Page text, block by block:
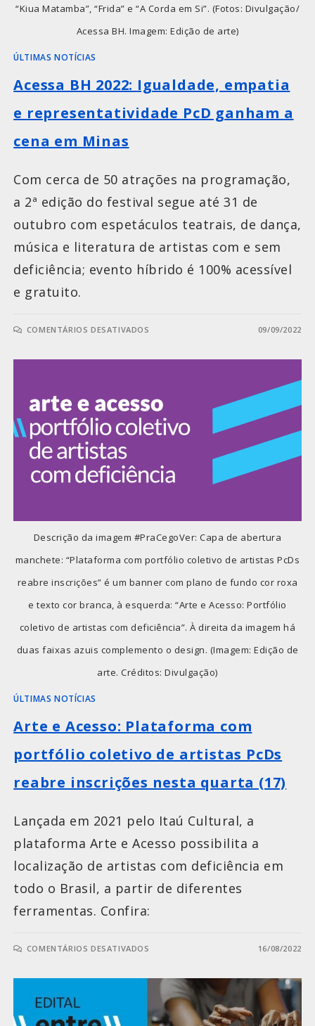
“Kiua Matamba”, “Frida” e “A Corda em Si”. (Fotos: Divulgação/
Acessa BH. Imagem: Edição de arte)
ÚLTIMAS NOTÍCIAS
Acessa BH 2022: Igualdade, empatia
e representatividade PcD ganham a
cena em Minas
Com cerca de 50 atrações na programação,
a 2ª edição do festival segue até 31 de
outubro com espetáculos teatrais, de dança,
música e literatura de artistas com e sem
deficiência; evento híbrido é 100% acessível
e gratuito.
COMENTÁRIOS DESATIVADOS 09/09/2022
Descrição da imagem #PraCegoVer: Capa de abertura
manchete: “Plataforma com portfólio coletivo de artistas PcDs
reabre inscrições” é um banner com plano de fundo cor roxa
e texto cor branca, à esquerda: “Arte e Acesso: Portfólio
coletivo de artistas com deficiência”. À direita da imagem há
duas faixas azuis complemento o design. (Imagem: Edição de
arte. Créditos: Divulgação)
ÚLTIMAS NOTÍCIAS
Arte e Acesso: Plataforma com
portfólio coletivo de artistas PcDs
reabre inscrições nesta quarta (17)
Lançada em 2021 pelo Itaú Cultural, a
plataforma Arte e Acesso possibilita a
localização de artistas com deficiência em
todo o Brasil, a partir de diferentes
ferramentas. Confira:
COMENTÁRIOS DESATIVADOS 16/08/2022